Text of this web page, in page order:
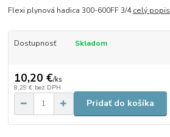
Flexi plynová hadica 300-600FF 3/4celý popis
Dostupnosť Skladom
10,20 €/ks
8,29 € bez DPH
Pridať do košíka